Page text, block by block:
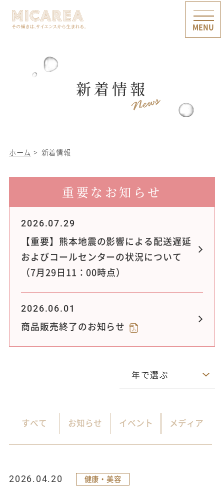
新着情報
ホーム 新着情報
重要なお知らせ
2026.07.29
【重要】熊本地震の影響による配送遅延
およびコールセンターの状況について
（7月29日11：00時点）
2026.06.01
商品販売終了のお知らせ
年で選ぶ
2026
2022
すべて お知らせ イベント メディア
2026.04.20 健康・美容